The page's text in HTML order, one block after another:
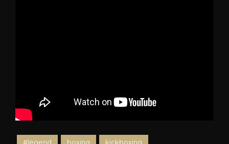
#legend boxing kickboxing